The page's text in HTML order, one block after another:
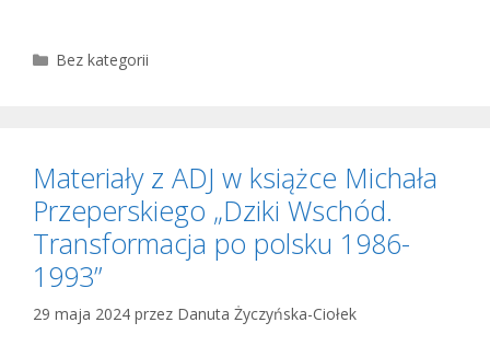
Kategorie
Bez kategorii
Materiały z ADJ w książce Michała
Przeperskiego „Dziki Wschód.
Transformacja po polsku 1986-
1993”
29 maja 2024 przez Danuta Życzyńska-Ciołek